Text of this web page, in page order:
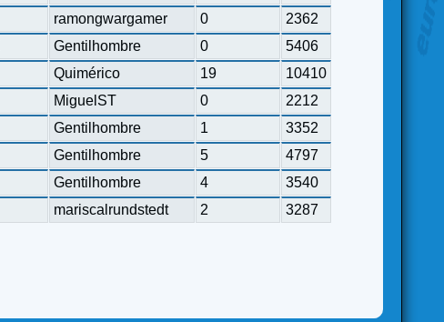
ramongwargamer 0
2362
Gentilhombre 0
5406
Quimérico 19
10410
MiguelST 0
2212
Gentilhombre 1
3352
Gentilhombre 5
4797
Gentilhombre 4
3540
mariscalrundstedt 2
3287